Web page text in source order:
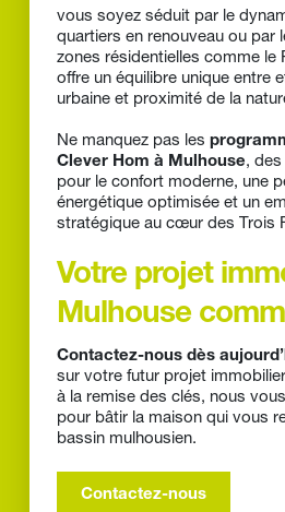
vous soyez séduit par le
quartiers en renouveau ou par
zones résidentielles comme le
offre un équilibre unique entre
urbaine et proximité de la
Ne manquez pas les
Clever Hom à Mulhouse,
pour le confort moderne, une
énergétique optimisée et un
stratégique au cœur des Trois
Votre projet
Mulhouse
Contactez-nous dès
sur votre futur projet
à la remise des clés, nous
pour bâtir la maison qui vous
bassin mulhousien.
Contactez-nous